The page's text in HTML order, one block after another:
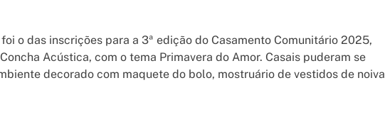
o das inscrições para a 3ª edição do Casamento Comunitário 2025,
Acústica, com o tema Primavera do Amor. Casais puderam se
decorado com maquete do bolo, mostruário de vestidos de noiva